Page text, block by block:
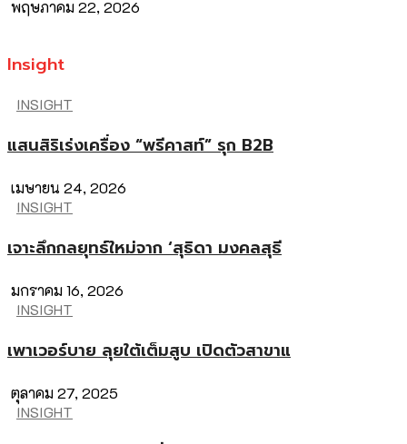
พฤษภาคม 22, 2026
Insight
INSIGHT
แสนสิริเร่งเครื่อง “พรีคาสท์” รุก B2B
เมษายน 24, 2026
INSIGHT
เจาะลึกกลยุทธ์ใหม่จาก ‘สุธิดา มงคลสุธี
มกราคม 16, 2026
INSIGHT
เพาเวอร์บาย ลุยใต้เต็มสูบ เปิดตัวสาขาแ
ตุลาคม 27, 2025
INSIGHT